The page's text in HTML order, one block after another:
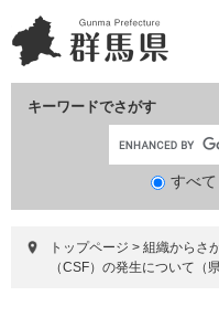
ー
ジ
ニ
ュ
て
キーワードでさがす
すべて
トップページ > 組織からさ
（CSF）の発生について（